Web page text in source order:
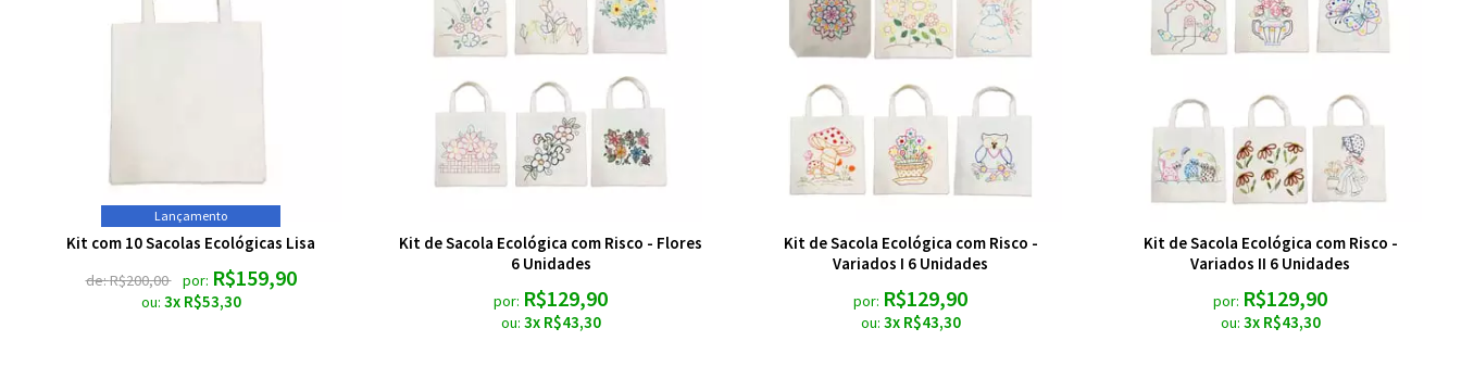
Lançamento
Kit com 10 Sacolas Ecológicas Lisa
de:R$200,00 por: R$159,90
ou: 3x R$53,30
Kit de Sacola Ecológica com Risco - Flores
6 Unidades
por: R$129,90
ou: 3x R$43,30
Kit de Sacola Ecológica com Risco -
Variados I 6 Unidades
por: R$129,90
ou: 3x R$43,30
Kit de Sacola Ecológica com Risco -
Variados II 6 Unidades
por: R$129,90
ou: 3x R$43,30